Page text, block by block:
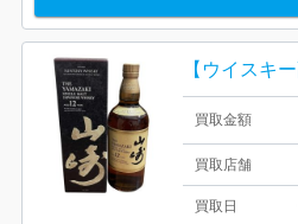
買取金額
買取店舗
買取日